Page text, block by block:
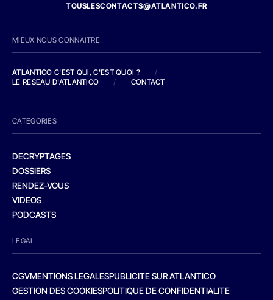
TOUSLESCONTACTS@ATLANTICO.FR
MIEUX NOUS CONNAITRE
ATLANTICO C'EST QUI, C'EST QUOI ?
/
LE RESEAU D'ATLANTICO
/ CONTACT
CATEGORIES
DECRYPTAGES
DOSSIERS
RENDEZ-VOUS
VIDEOS
PODCASTS
LEGAL
CGVMENTIONS LEGALESPUBLICITE SUR ATLANTICO
GESTION DES COOKIESPOLITIQUE DE CONFIDENTIALITE